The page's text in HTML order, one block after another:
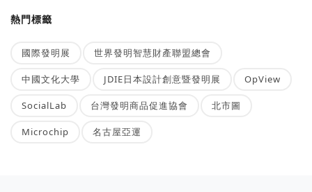
熱門標籤
國際發明展 世界發明智慧財產聯盟總會
中國文化大學 JDIE日本設計創意暨發明展 OpView
SocialLab 台灣發明商品促進協會 北市圖
Microchip 名古屋亞運